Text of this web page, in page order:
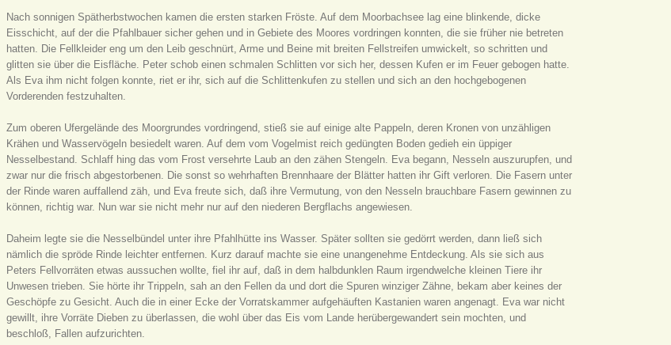
Nach sonnigen Spätherbstwochen kamen die ersten starken Fröste. Auf dem Moorbachsee lag eine blinkende, dicke
Eisschicht, auf der die Pfahlbauer sicher gehen und in Gebiete des Moores vordringen konnten, die sie früher nie betreten
hatten. Die Fellkleider eng um den Leib geschnürt, Arme und Beine mit breiten Fellstreifen umwickelt, so schritten und
glitten sie über die Eisfläche. Peter schob einen schmalen Schlitten vor sich her, dessen Kufen er im Feuer gebogen hatte.
Als Eva ihm nicht folgen konnte, riet er ihr, sich auf die Schlittenkufen zu stellen und sich an den hochgebogenen
Vorderenden festzuhalten.
Zum oberen Ufergelände des Moorgrundes vordringend, stieß sie auf einige alte Pappeln, deren Kronen von unzähligen
Krähen und Wasservögeln besiedelt waren. Auf dem vom Vogelmist reich gedüngten Boden gedieh ein üppiger
Nesselbestand. Schlaff hing das vom Frost versehrte Laub an den zähen Stengeln. Eva begann, Nesseln auszurupfen, und
zwar nur die frisch abgestorbenen. Die sonst so wehrhaften Brennhaare der Blätter hatten ihr Gift verloren. Die Fasern unter
der Rinde waren auffallend zäh, und Eva freute sich, daß ihre Vermutung, von den Nesseln brauchbare Fasern gewinnen zu
können, richtig war. Nun war sie nicht mehr nur auf den niederen Bergflachs angewiesen.
Daheim legte sie die Nesselbündel unter ihre Pfahlhütte ins Wasser. Später sollten sie gedörrt werden, dann ließ sich
nämlich die spröde Rinde leichter entfernen. Kurz darauf machte sie eine unangenehme Entdeckung. Als sie sich aus
Peters Fellvorräten etwas aussuchen wollte, fiel ihr auf, daß in dem halbdunklen Raum irgendwelche kleinen Tiere ihr
Unwesen trieben. Sie hörte ihr Trippeln, sah an den Fellen da und dort die Spuren winziger Zähne, bekam aber keines der
Geschöpfe zu Gesicht. Auch die in einer Ecke der Vorratskammer aufgehäuften Kastanien waren angenagt. Eva war nicht
gewillt, ihre Vorräte Dieben zu überlassen, die wohl über das Eis vom Lande herübergewandert sein mochten, und
beschloß, Fallen aufzurichten.